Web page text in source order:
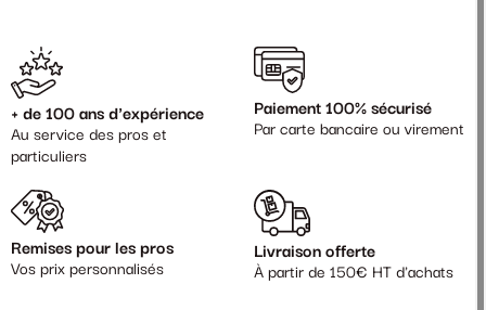
+ de 100 ans d'expérience
Au service des pros et
particuliers
Paiement 100% sécurisé
Par carte bancaire ou virement
Remises pour les pros
Vos prix personnalisés
Livraison offerte
À partir de 150€ HT d'achats